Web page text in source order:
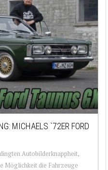
MICHAELS `72ER FORD
Autobilderknappheit,
Möglichkeit die Fahrzeuge